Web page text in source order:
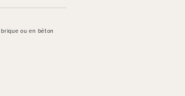
ou en béton